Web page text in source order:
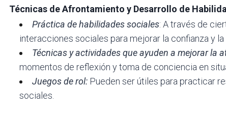
Técnicas de Afrontamiento y Desarrollo de
Práctica de habilidades sociales: A través de
interacciones sociales para mejorar la confianza y la
Técnicas y actividades que ayuden a mejorar la
momentos de reflexión y toma de conciencia en
Juegos de rol: Pueden ser útiles para practicar
sociales.